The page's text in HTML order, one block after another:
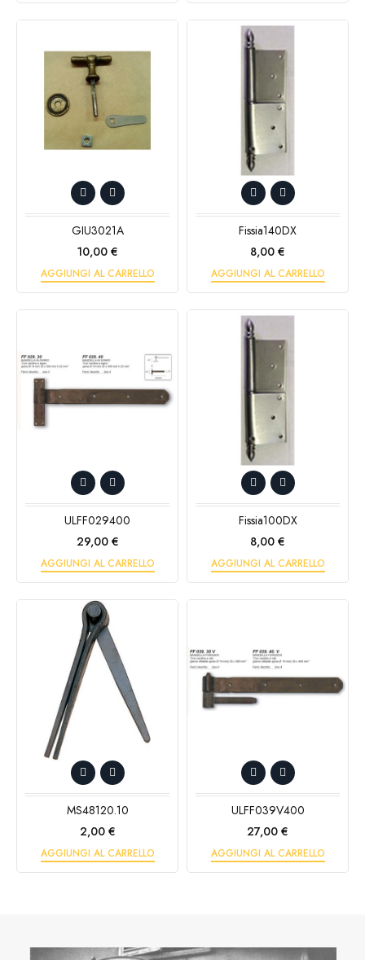
GIU3021A
Prezzo
10,00 €
AGGIUNGI AL CARRELLO
Fissia140DX
Prezzo
8,00 €
AGGIUNGI AL CARRELLO
ULFF029400
Prezzo
29,00 €
AGGIUNGI AL CARRELLO
Fissia100DX
Prezzo
8,00 €
AGGIUNGI AL CARRELLO
MS48120.10
Prezzo
2,00 €
AGGIUNGI AL CARRELLO
ULFF039V400
Prezzo
27,00 €
AGGIUNGI AL CARRELLO